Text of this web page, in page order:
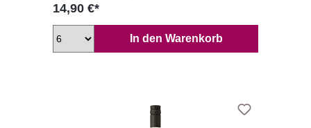
14,90 €*
In den Warenkorb